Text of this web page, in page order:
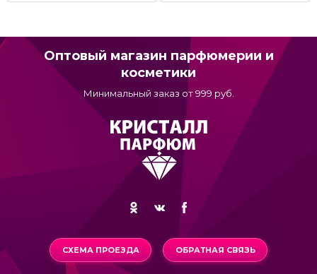
Оптовый магазин парфюмерии и
косметики
Минимальный заказ от 999 руб.
СХЕМА ПРОЕЗДА ОБРАТНАЯ СВЯЗЬ